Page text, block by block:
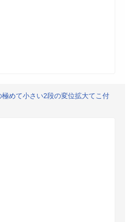
めて小さい2段の変位拡大てこ付